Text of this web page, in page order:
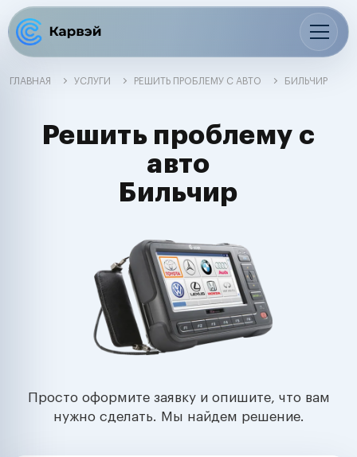
ГЛАВНАЯ УСЛУГИ РЕШИТЬ ПРОБЛЕМУ С АВТО БИЛЬЧИР
Решить проблему с
авто
Бильчир
Просто оформите заявку и опишите, что вам
нужно сделать. Мы найдем решение.